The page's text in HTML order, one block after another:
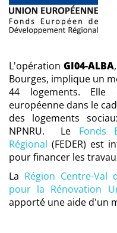
L'opération GI04-ALBA
Bourges, implique un
44 logements. Elle
européenne dans le
des logements
NPNRU. Le Fonds
Régional (FEDER) est
pour financer les
La Région Centre-Val
pour la Rénovation
apporté une aide d'un